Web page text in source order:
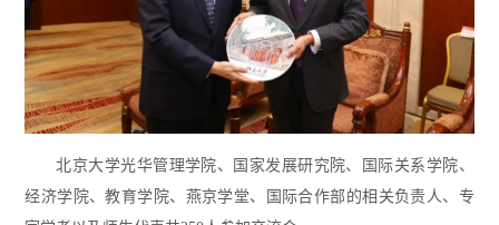
北京大学光华管理学院、国家发展研究院、国际关系学院、
经济学院、教育学院、燕京学堂、国际合作部的相关负责人、专